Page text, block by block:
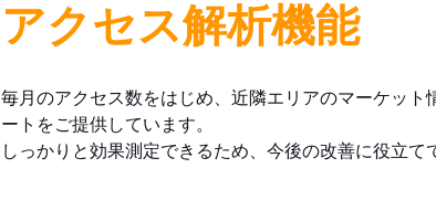
アクセス解析機能
毎月のアクセス数をはじめ、近隣エリアのマーケット
ートをご提供しています。
しっかりと効果測定できるため、今後の改善に役立て